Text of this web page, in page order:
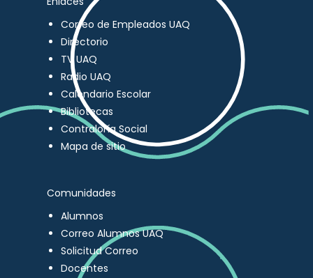
Correo de Empleados UAQ
Directorio
TV UAQ
Radio UAQ
Calendario Escolar
Bibliotecas
Contraloría Social
Mapa de sitio
Comunidades
Alumnos
Correo Alumnos UAQ
Solicitud Correo
Docentes